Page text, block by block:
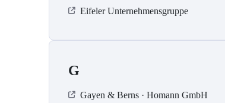
Eifeler Unternehmensgruppe
G
Gayen & Berns · Homann GmbH